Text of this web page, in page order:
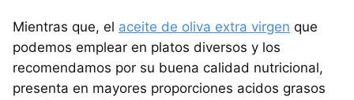
Mientras que, el aceite de oliva extra virgen que
podemos emplear en platos diversos y los
recomendamos por su buena calidad nutricional,
presenta en mayores proporciones acidos grasos